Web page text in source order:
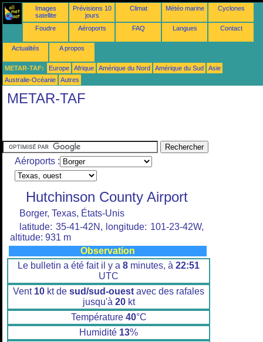
Images
satellite
Prévisions 10
jours
Climat Météo marine Cyclones
Foudre Aéroports FAQ Langues Contact
Actualités A propos
METAR-TAF: Europe Afrique Amérique du Nord Amérique du Sud
Asie
Australie-Océanie
Autres
METAR-TAF
Aéroports :
Hutchinson County Airport
Borger, Texas, États-Unis
latitude: 35-41-42N, longitude: 101-23-42W,
altitude: 931 m
Observation
Le bulletin a été fait il y a 8 minutes, à 22:51
UTC
Vent 10 kt de sud/sud-ouest avec des rafales
jusqu'à 20kt
Température 40°C
Humidité 13%